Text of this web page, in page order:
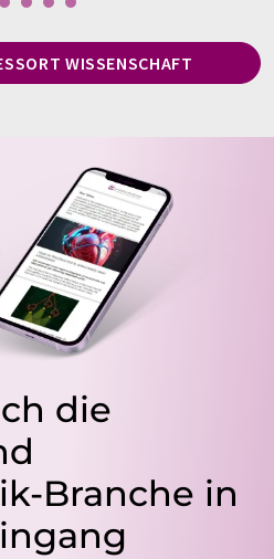
WISSENSCHAFT
die
Branche in